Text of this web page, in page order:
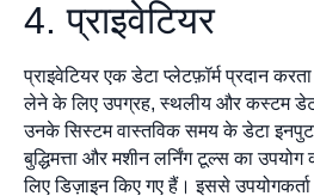
4. प्राइवेटियर
प्राइवेटियर एक डेटा प्लेटफ़ॉर्म प्रदान
लेने के लिए उपग्रह, स्थलीय और कस्टम
उनके सिस्टम वास्तविक समय के डेटा
बुद्धिमत्ता और मशीन लर्निंग टूल्स का
लिए डिज़ाइन किए गए हैं। इससे